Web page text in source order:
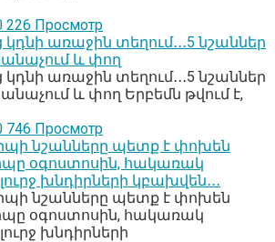
226 Просмотр
առաջին տեղում․․․5 նշաններ
և փող
առաջին տեղում․․․5 նշաններ
և փող Երբեմն թվում է,
746 Просмотр
նշանները պետք է փոխեն
օգոստոսին, հակառակ
խնդիրների կբախվեն․․․
նշանները պետք է փոխեն
օգոստոսին, հակառակ
խնդիրների